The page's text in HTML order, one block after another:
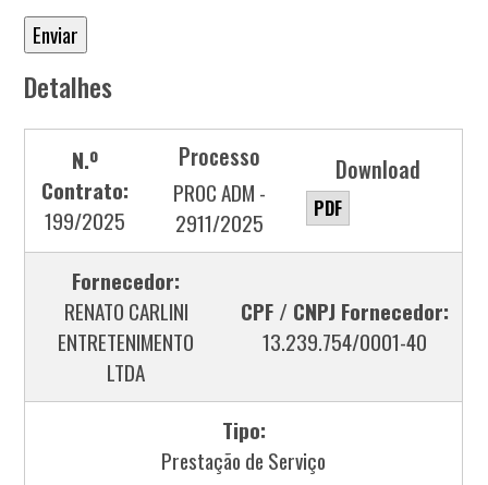
Detalhes
N.º
Contrato:
199/2025
Processo
PROC ADM -
2911/2025
Download
PDF
Fornecedor:
RENATO CARLINI
ENTRETENIMENTO
LTDA
CPF / CNPJ Fornecedor:
13.239.754/0001-40
Tipo:
Prestação de Serviço